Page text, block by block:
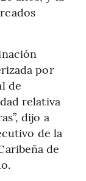
por
de
relativa
dijo a
de la
de